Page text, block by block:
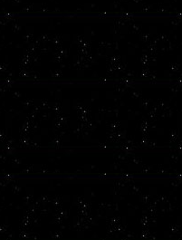
Канкуро
КанкуХанаби
НеджиСасу
(2)
КакаАнко
КанкуИно
(2)
СасоКонан
(2)
Асума
Суйгецу/Сакура
(1)
КибаИно
НаруНеджи
СасуЦуна
(1)
ХиданНару
(1)